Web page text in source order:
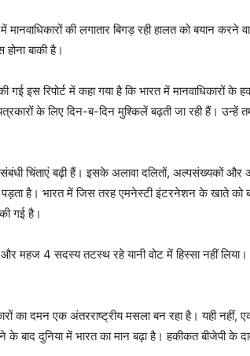
की लगातार बिगड़ रही हालत को बयान करने
बाकी है।
गई इस रिपोर्ट में कहा गया है कि भारत में मानवाधिकारों
पत्रकारों के लिए दिन-ब-दिन मुश्किलें बढ़ती जा रही हैं। उन्हें
संबंधी चिंताएं बढ़ी हैं। इसके अलावा दलितों, अल्पसंख्यकों
पड़ता है। भारत में जिस तरह एमनेस्टी इंटरनेशन के खाते
गई है।
और महज 4 सदस्य तटस्थ रहे यानी वोट में हिस्सा नहीं लिया।
का दमन एक अंतरराष्ट्रीय मसला बन रहा है। यही नहीं,
दुनिया में भारत का मान बढ़ा है। हकीकत बीजेपी के